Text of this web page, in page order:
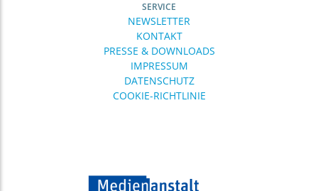
SERVICE
NEWSLETTER
KONTAKT
PRESSE & DOWNLOADS
IMPRESSUM
DATENSCHUTZ
COOKIE-RICHTLINIE